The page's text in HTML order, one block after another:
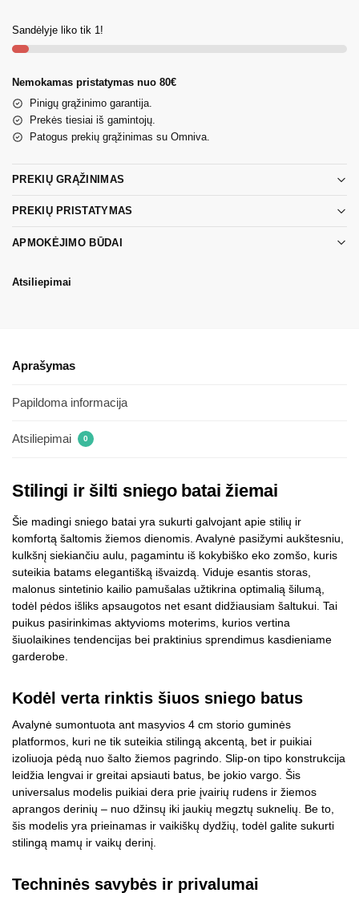
Sandėlyje liko tik 1!
Nemokamas pristatymas nuo 80€
Pinigų grąžinimo garantija.
Prekės tiesiai iš gamintojų.
Patogus prekių grąžinimas su Omniva.
PREKIŲ GRĄŽINIMAS
PREKIŲ PRISTATYMAS
APMOKĖJIMO BŪDAI
Atsiliepimai
Aprašymas
Papildoma informacija
Atsiliepimai 0
Stilingi ir šilti sniego batai žiemai
Šie madingi sniego batai yra sukurti galvojant apie stilių ir
komfortą šaltomis žiemos dienomis. Avalynė pasižymi aukštesniu,
kulkšnį siekiančiu aulu, pagamintu iš kokybiško eko zomšo, kuris
suteikia batams elegantišką išvaizdą. Viduje esantis storas,
malonus sintetinio kailio pamušalas užtikrina optimalią šilumą,
todėl pėdos išliks apsaugotos net esant didžiausiam šaltukui. Tai
puikus pasirinkimas aktyvioms moterims, kurios vertina
šiuolaikines tendencijas bei praktinius sprendimus kasdieniame
garderobe.
Kodėl verta rinktis šiuos sniego batus
Avalynė sumontuota ant masyvios 4 cm storio guminės
platformos, kuri ne tik suteikia stilingą akcentą, bet ir puikiai
izoliuoja pėdą nuo šalto žiemos pagrindo. Slip-on tipo konstrukcija
leidžia lengvai ir greitai apsiauti batus, be jokio vargo. Šis
universalus modelis puikiai dera prie įvairių rudens ir žiemos
aprangos derinių – nuo džinsų iki jaukių megztų suknelių. Be to,
šis modelis yra prieinamas ir vaikiškų dydžių, todėl galite sukurti
stilingą mamų ir vaikų derinį.
Techninės savybės ir privalumai